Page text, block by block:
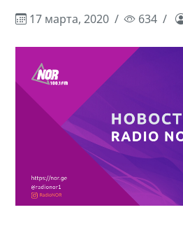
17 марта, 2020 634